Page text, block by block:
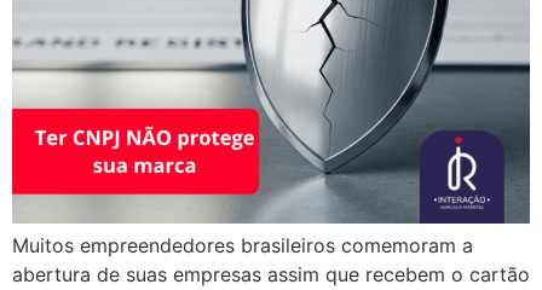
Muitos empreendedores brasileiros comemoram a
abertura de suas empresas assim que recebem o cartão